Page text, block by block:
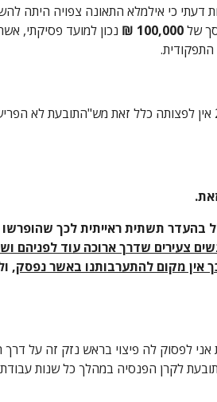
של 100,000 ₪
אין מקום להתערבותנו באשר נפסק
לקרן הפנסיה במהלך כל שנות